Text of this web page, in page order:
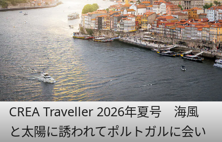
CREA Traveller 2026年夏号 海風
と太陽に誘われてポルトガルに会い